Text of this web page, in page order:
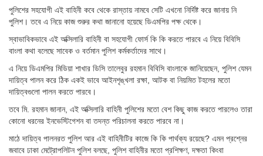
পুলিশের সহযোগী এই বাহিনী কবে থেকে রাস্তায় নামবে সেটি এখনো নির্দিষ্ট করে জানায় নি
পুলিশ। তবে এ নিয়ে কাজ শুরুর কথা জানানো হয়েছে ডিএমপির পক্ষ থেকে।
স্বাভাবিকভাবে এই অক্সিলারি বাহিনী বা সহযোগী ফোর্স কি কি করতে পারবে এ নিয়ে বিবিসি
বাংলা কথা বলেছে সাবেক ও বর্তমান পুলিশ কর্মকর্তাদের সাথে।
এ নিয়ে ডিএমপির মিডিয়া শাখার ডিসি তালেবুর রহমান বিবিসি বাংলাকে জানিয়েছেন, পুলিশ যেমন
দায়িত্ব পালন করে ঠিক একই ভাবে আইনশৃঙ্খলা রক্ষা, আটক বা নিয়মিত টহলের মতো
দায়িত্বগুলো পালন করতে পারবে।
তবে মি. রহমান জানান, এই অক্সিলারি বাহিনী পুলিশের মতো বেশ কিছু কাজ করতে পারলেও তারা
কোনো ধরনের ইনভেস্টিগেশন বা তদন্ত পরিচালনা করতে পারবে না।
মাঠে দায়িত্ব পালনরত পুলিশ আর এই বাহিনীটির কাজে কি কি পার্থক্য রয়েছে? এমন প্রশ্নের
জবাবে ঢাকা মেট্রোপলিটন পুলিশ বলছে, পুলিশ বাহিনীর মতো প্রশিক্ষণ, দক্ষতা কিংবা